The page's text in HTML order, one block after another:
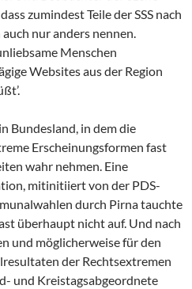
zumindest Teile der SSS nach
nur anders nennen.
Menschen
Websites aus der Region
Bundesland, in dem die
Erscheinungsformen fast
wahr nehmen. Eine
mitinitiiert von der PDS-
durch Pirna tauchte
überhaupt nicht auf. Und nach
und möglicherweise für den
der Rechtsextremen
und Kreistagsabgeordnete